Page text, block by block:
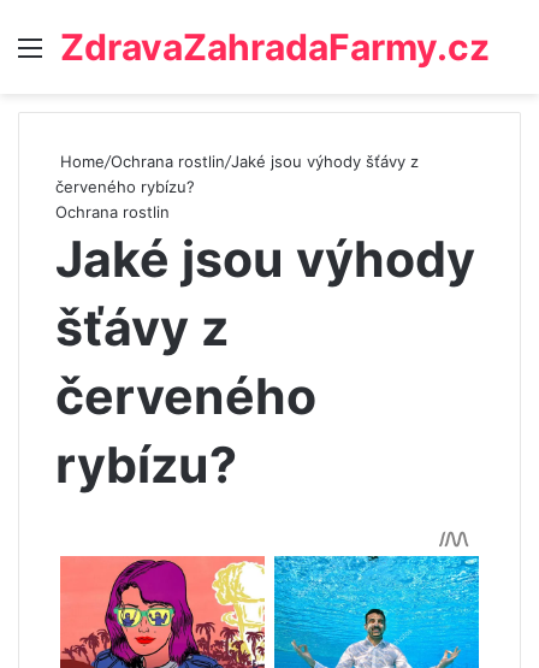
Menu
ZdravaZahradaFarmy.cz
Home/Ochrana rostlin/Jaké jsou výhody šťávy z
červeného rybízu?
Ochrana rostlin
Jaké jsou výhody
šťávy z
červeného
rybízu?